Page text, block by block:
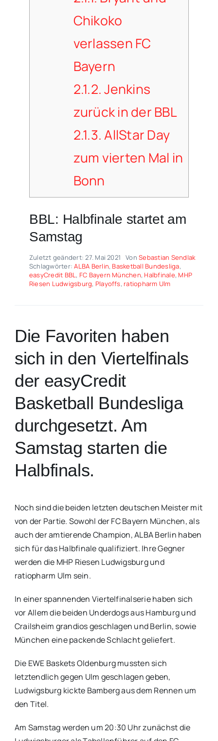
Chikoko
verlassen FC
Bayern
2.1.2.Jenkins
zurück in der BBL
2.1.3.AllStar Day
zum vierten Mal in
Bonn
BBL: Halbfinale startet am
Samstag
Zuletzt geändert: 27. Mai 2021 VonSebastian Sendlak
Schlagwörter:ALBA Berlin, Basketball Bundesliga,
easyCredit BBL, FC Bayern München, Halbfinale, MHP
Riesen Ludwigsburg, Playoffs, ratiopharm Ulm
Die Favoriten haben
sich in den Viertelfinals
der easyCredit
Basketball Bundesliga
durchgesetzt. Am
Samstag starten die
Halbfinals.
Noch sind die beiden letzten deutschen Meister mit
von der Partie. Sowohl der FC Bayern München, als
auch der amtierende Champion, ALBA Berlin haben
sich für das Halbfinale qualifiziert. Ihre Gegner
werden die MHP Riesen Ludwigsburg und
ratiopharm Ulm sein.
In einer spannenden Viertelfinalserie haben sich
vor Allem die beiden Underdogs aus Hamburg und
Crailsheim grandios geschlagen und Berlin, sowie
München eine packende Schlacht geliefert.
Die EWE Baskets Oldenburg mussten sich
letztendlich gegen Ulm geschlagen geben,
Ludwigsburg kickte Bamberg aus dem Rennen um
den Titel.
Am Samstag werden um 20:30 Uhr zunächst die